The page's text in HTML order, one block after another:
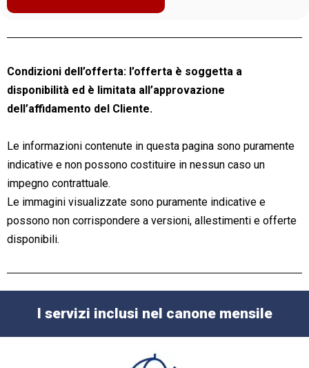
Condizioni dell’offerta: l’offerta è soggetta a
disponibilità ed è limitata all’approvazione
dell’affidamento del Cliente.
Le informazioni contenute in questa pagina sono puramente
indicative e non possono costituire in nessun caso un
impegno contrattuale.
Le immagini visualizzate sono puramente indicative e
possono non corrispondere a versioni, allestimenti e offerte
disponibili.
I servizi inclusi nel canone mensile